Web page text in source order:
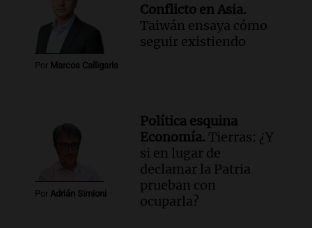
Por Marcos Calligaris
Conflicto en Asia.
Taiwán ensaya cómo
seguir existiendo
Por Adrián Simioni
Política esquina
Economía. Tierras: ¿Y
si en lugar de
declamar la Patria
prueban con
ocuparla?